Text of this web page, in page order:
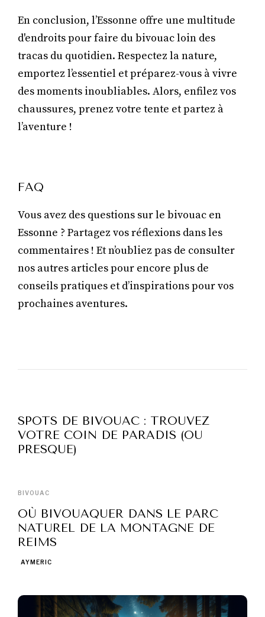
En conclusion, l’Essonne offre une multitude
d'endroits pour faire du bivouac loin des
tracas du quotidien. Respectez la nature,
emportez l’essentiel et préparez-vous à vivre
des moments inoubliables. Alors, enfilez vos
chaussures, prenez votre tente et partez à
l’aventure !
FAQ
Vous avez des questions sur le bivouac en
Essonne ? Partagez vos réflexions dans les
commentaires ! Et n’oubliez pas de consulter
nos autres articles pour encore plus de
conseils pratiques et d’inspirations pour vos
prochaines aventures.
SPOTS DE BIVOUAC : TROUVEZ
VOTRE COIN DE PARADIS (OU
PRESQUE)
BIVOUAC
OÙ BIVOUAQUER DANS LE PARC
NATUREL DE LA MONTAGNE DE
REIMS
AYMERIC